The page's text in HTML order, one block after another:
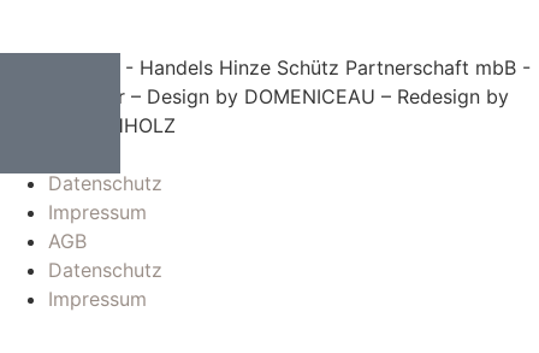
© 2024 HHS - Handels Hinze Schütz Partnerschaft mbB -
Steuerberater – Design by DOMENICEAU – Redesign by
BAUER:BUCHHOLZ
Datenschutz
Impressum
AGB
Datenschutz
Impressum